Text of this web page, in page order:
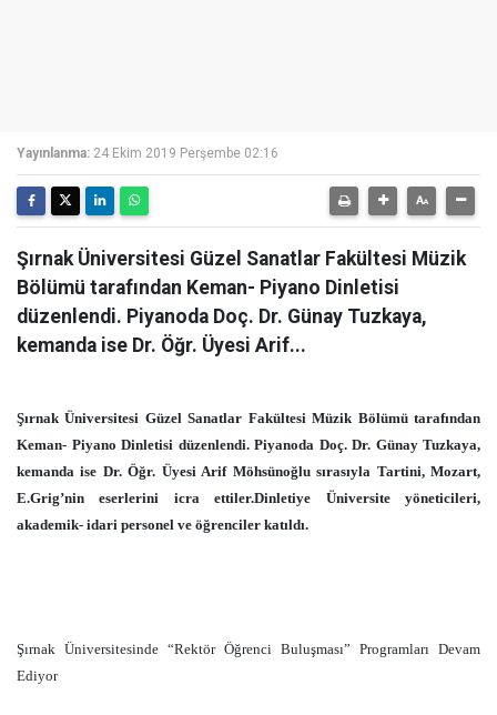
Yayınlanma: 24 Ekim 2019 Perşembe 02:16
Şırnak Üniversitesi Güzel Sanatlar Fakültesi Müzik
Bölümü tarafından Keman- Piyano Dinletisi
düzenlendi. Piyanoda Doç. Dr. Günay Tuzkaya,
kemanda ise Dr. Öğr. Üyesi Arif...
Şırnak Üniversitesi Güzel Sanatlar Fakültesi Müzik Bölümü tarafından
Keman- Piyano Dinletisi düzenlendi. Piyanoda Doç. Dr. Günay Tuzkaya,
kemanda ise Dr. Öğr. Üyesi Arif Möhsünoğlu sırasıyla Tartini, Mozart,
E.Grig’nin eserlerini icra ettiler.Dinletiye Üniversite yöneticileri,
akademik- idari personel ve öğrenciler katıldı.
Şırnak Üniversitesinde “Rektör Öğrenci Buluşması” Programları Devam
Ediyor